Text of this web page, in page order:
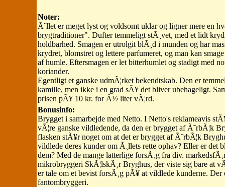
Noter:
Ã˜llet er meget lyst og voldsomt uklar og ligner mere en
brygtraditioner". Dufter temmeligt stÃ¸vet, med et lidt
holdbarhed. Smagen er utrolgit blÃ¸d i munden og har
krydret, blomstret og lettere parfumeret, og man kan
af humle. Eftersmagen er let bitterhumlet og stadigt med
koriander.
Egentligt et ganske udmÃ¦rket bekendtskab. Den er
kamille, men ikke i en grad sÃ¥ det bliver ubehageligt.
prisen pÃ¥ 10 kr. for Â½ liter vÃ¦rd.
Bonusinfo:
Brygget i samarbejde med Netto. I Netto's reklameavis
vÃ¦re ganske vildledende, da den er brygget af Ã˜rbÃ¦k
flasken stÃ¥r noget om at det er brygget af Ã˜rbÃ¦k
vildlede deres kunder om Ã¸llets rette ophav? Eller er
dem? Med de mange latterlige forsÃ¸g fra div.
mikrobryggeri SkÃ¦lskÃ¸r Bryghus, der viste sig bare at
er tale om et bevist forsÃ¸g pÃ¥ at vildlede kunderne.
fantombryggeri.